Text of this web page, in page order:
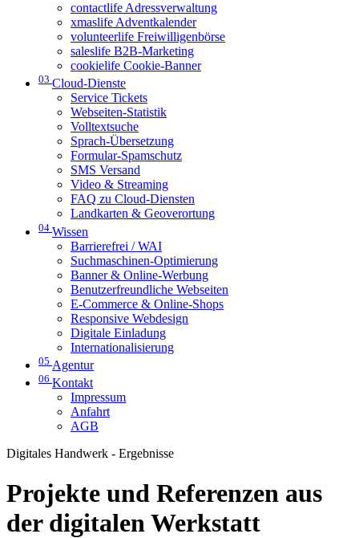
contactlife Adressverwaltung
xmaslife Adventkalender
volunteerlife Freiwilligenbörse
saleslife B2B-Marketing
cookielife Cookie-Banner
03 Cloud-Dienste
Service Tickets
Webseiten-Statistik
Volltextsuche
Sprach-Übersetzung
Formular-Spamschutz
SMS Versand
Video & Streaming
FAQ zu Cloud-Diensten
Landkarten & Geoverortung
04 Wissen
Barrierefrei / WAI
Suchmaschinen-Optimierung
Banner & Online-Werbung
Benutzerfreundliche Webseiten
E-Commerce & Online-Shops
Responsive Webdesign
Digitale Einladung
Internationalisierung
05 Agentur
06 Kontakt
Impressum
Anfahrt
AGB
Digitales Handwerk - Ergebnisse
Projekte und Referenzen aus
der digitalen Werkstatt